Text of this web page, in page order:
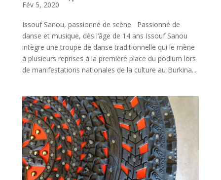
Fév 5, 2020
Issouf Sanou, passionné de scène Passionné de
danse et musique, dès l’âge de 14 ans Issouf Sanou
intègre une troupe de danse traditionnelle qui le mène
à plusieurs reprises à la première place du podium lors
de manifestations nationales de la culture au Burkina...